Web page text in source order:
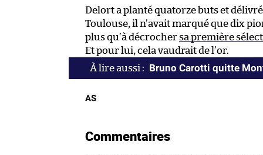
Delort a planté quatorze buts et délivré
Toulouse, il n’avait marqué que dix
plus qu’à décrocher sa première
Et pour lui, cela vaudrait de l’or.
Bruno Carotti quitte
AS
Commentaires